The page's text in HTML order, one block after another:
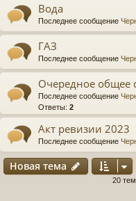
Вода
Последнее сообщение
ГАЗ
Последнее сообщение
Очередное общее
Последнее сообщение
Ответы: 2
Акт ревизии 2023
Последнее сообщение
Новая тема
20